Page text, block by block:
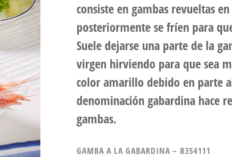
consiste en gambas revueltas
posteriormente se fríen para
Suele dejarse una parte de la
virgen hirviendo para que sea
color amarillo debido en parte
denominación gabardina hace
gambas.
GAMBA A LA GABARDINA – B354111